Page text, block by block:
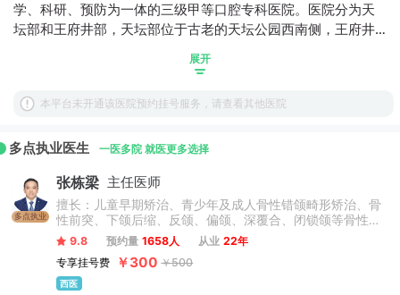
学、科研、预防为一体的三级甲等口腔专科医院。医院分为天
坛部和王府井部，天坛部位于古老的天坛公园西南侧，王府井
齐全。医院遵循“严、精、勤、谨”的院训，坚持严谨的科学态
疾病的困扰，营造舒适和谐的就医氛围，先后获得全国百姓放
23000平方米，建筑面积29550平方米。现设有牙体牙髓科、
口腔科、综合治疗科、老年口腔病科、口腔急诊科、特诊特需
科、口腔预防科、口腔种植科等19个临床科室及6个医技科室，
全院共有产自德国、日本、芬兰等国家先进的牙科综合治疗台
298台，病床编制100张，开放63张，可治疗各种口腔颌面疾
病，日均门诊量2000余人次，年出院2100余人次。医院是“微
笑列车”项目承办单位。北京市牙病防治所挂靠我院，承担着组
展开
本平台未开通该医院预约挂号服务，请查看其他医院
多点执业医生 一医多院 就医更多选择
多点执业
张栋梁 主任医师
擅长：儿童早期矫治、青少年及成人骨性错颌畸形矫治、骨
性前突、下颌后缩、反颌、偏颌、深覆合、闭锁颌等骨性问
题矫治，不拔牙矫治技术，微种植支抗技术，正畸-正颌联合
治疗，牙周-正畸联合治疗，数字化舌侧及无托槽隐形矫治技
术，复杂病例矫治。累计完成矫治案例数万例。
9.8 预约量 1658人 从业 22年
专享挂号费
￥300 ￥500
西医